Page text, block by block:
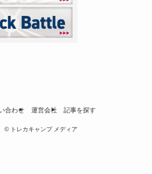
合わせ 運営会社 記事を探す
©トレカキャンプ メディア